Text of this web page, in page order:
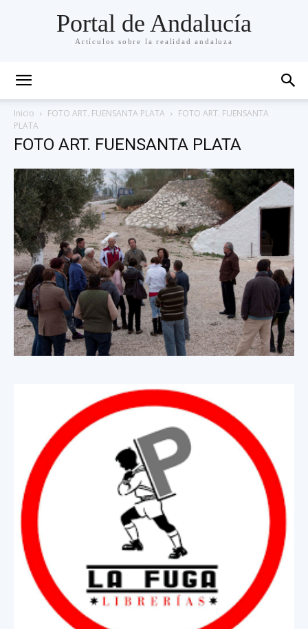
Portal de Andalucía
Artículos sobre la realidad andaluza
Inicio FOTO ART. FUENSANTA PLATA
FOTO ART. FUENSANTA
PLATA
FOTO ART. FUENSANTA PLATA